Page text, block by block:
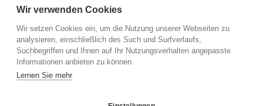
Wir verwenden Cookies
Wir setzen Cookies ein, um die Nutzung unserer Webseiten zu
analysieren, einschließlich des Such und Surfverlaufs,
Suchbegriffen und Ihnen auf Ihr Nutzungsverhalten angepasste
Informationen anbieten zu können.
Lernen Sie mehr